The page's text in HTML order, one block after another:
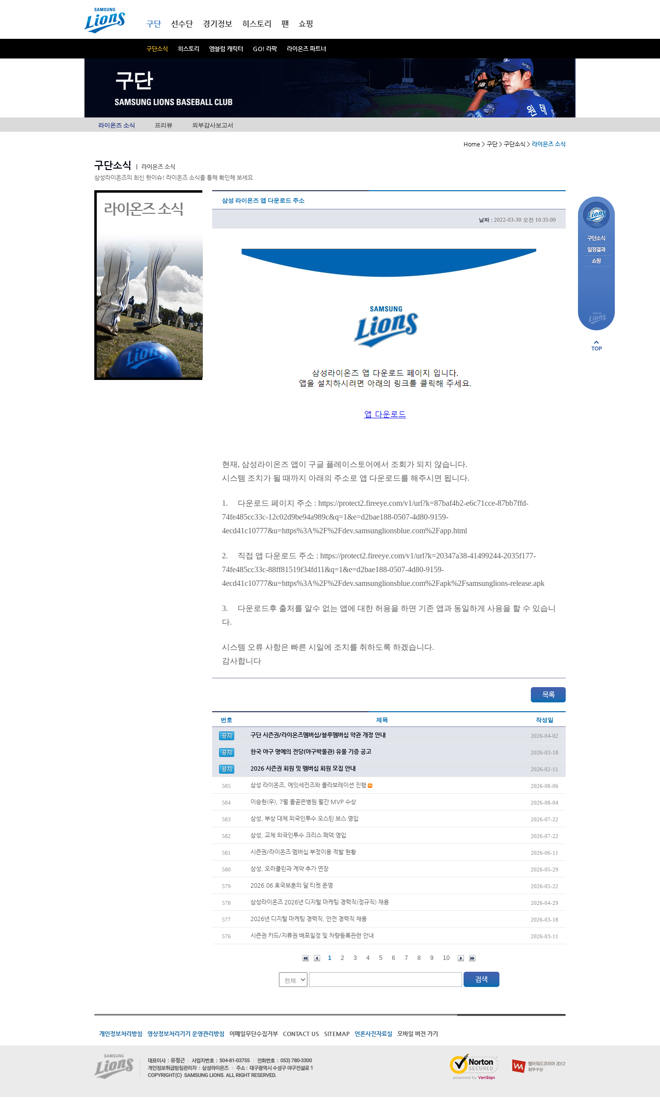
구단
구단소식 히스토리 엠블럼 캐릭터 GO! 라팍 라이온즈 파트너
선수단 경기정보 히스토리 팬 쇼핑
구단
라이온즈 소식 프리뷰 외부감사보고서
Home > 구단 > 구단소식 > 라이온즈 소식
구단소식
라이온즈 소식
삼성라이온즈의 최신 핫이슈! 라이온즈 소식을 통해 확인해 보세요.
라이온즈 소식 삼성 라이온즈 앱 다운로드 주소
날짜 : 2022-03-30 오전 10:35:00
현재, 삼성라이온즈 앱이 구글 플레이스토어에서 조회가 되지 않습니다.
시스템 조치가 될 때까지 아래의 주소로 앱 다운로드를 해주시면 됩니다.
1. 다운로드 페이지 주소 : https://protect2.fireeye.com/v1/url?k=87baf4b2-e6c71cce-87bb7ffd-
74fe485cc33c-12c02d9be94a989c&q=1&e=d2bae188-0507-4d80-9159-
4ecd41c10777&u=https%3A%2F%2Fdev.samsunglionsblue.com%2Fapp.html
2. 직접 앱 다운로드 주소 : https://protect2.fireeye.com/v1/url?k=20347a38-41499244-2035f177-
74fe485cc33c-88ff81519f34fd11&q=1&e=d2bae188-0507-4d80-9159-
4ecd41c10777&u=https%3A%2F%2Fdev.samsunglionsblue.com%2Fapk%2Fsamsunglions-release.apk
3. 다운로드후 출처를 알수 없는 앱에 대한 허용을 하면 기존 앱과 동일하게 사용을 할 수 있습니
다.
시스템 오류 사항은 빠른 시일에 조치를 취하도록 하겠습니다.
감사합니다
번호 제목 작성일
구단 시즌권/라이온즈멤버십/블루멤버십 약관 개정 안내 2026-04-02
한국 야구 명예의 전당(야구박물관) 유물 기증 공고 2026-03-18
2026 시즌권 회원 및 멤버십 회원 모집 안내 2026-02-11
585 삼성 라이온즈, 에잇세컨즈와 콜라보레이션 진행 2026-08-06
584 이승현(우), 7월 올곧은병원 월간 MVP 수상 2026-08-04
583 삼성, 부상 대체 외국인투수 오스틴 보스 영입 2026-07-22
582 삼성, 교체 외국인투수 크리스 페덱 영입 2026-07-22
581 시즌권/라이온즈 멤버십 부정이용 적발 현황 2026-06-11
580 삼성, 오러클린과 계약 추가 연장 2026-05-29
579 2026.06 호국보훈의 달 티켓 운영 2026-05-22
578 삼성라이온즈 2026년 디지털 마케팅 경력직(정규직) 채용 2026-04-29
577 2026년 디지털 마케팅 경력직, 안전 경력직 채용 2026-03-18
576 시즌권 카드/지류권 배포일정 및 차량등록관련 안내 2026-03-11
1 2 3 4 5 6 7 8 9 10
개인정보처리방침 영상정보처리기기 운영관리방침 이메일무단수집거부 CONTACT US SITEMAP 언론사진자료실 모바일 버전 가기